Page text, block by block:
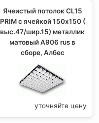
Ячеистый потолок CL15
PRIM с ячейкой 150х150 (
выс.47/шир.15) металлик
матовый А906 rus в
сборе, Албес
уточняйте цену